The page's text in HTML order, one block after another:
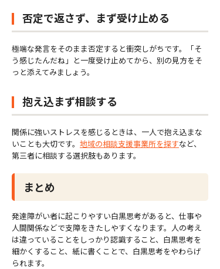
否定で返さず、まず受け止める
極端な発言をそのまま否定すると衝突しがちです。「そ
う感じたんだね」と一度受け止めてから、別の見方をそ
っと添えてみましょう。
抱え込まず相談する
関係に強いストレスを感じるときは、一人で抱え込まな
いことも大切です。 地域の相談支援事業所を探すなど、
第三者に相談する選択肢もあります。
まとめ
発達障がい者に起こりやすい白黒思考があると、仕事や
人間関係などで支障をきたしやすくなります。人の考え
は違っていることをしっかり認識すること、白黒思考を
細かくすること、紙に書くことで、白黒思考をやわらげ
られます。